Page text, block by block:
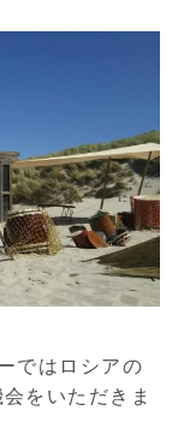
ではロシアの
をいただきま